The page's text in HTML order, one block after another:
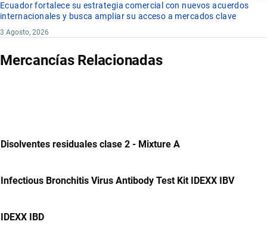
Ecuador fortalece su estrategia comercial con nuevos acuerdos
internacionales y busca ampliar su acceso a mercados clave
3 Agosto, 2026
Mercancías Relacionadas
Disolventes residuales clase 2 - Mixture A
Infectious Bronchitis Virus Antibody Test Kit IDEXX IBV
IDEXX IBD